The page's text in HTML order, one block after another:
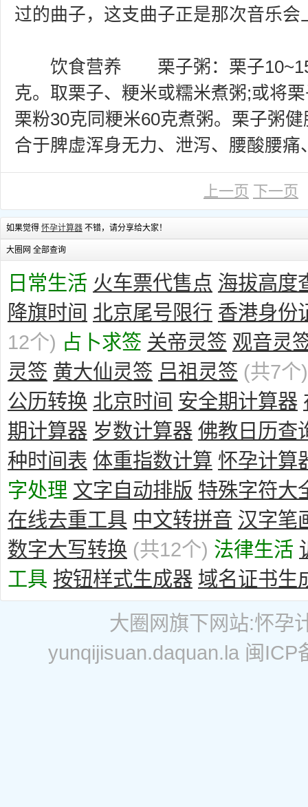
过的曲子，这支曲子正是那次音乐会
饮食营养 栗子粥：栗子10~15
克。取栗子、粳米或糯米煮粥;或将
栗粉30克同粳米60克煮粥。栗子粥
合于脾虚浑身无力、泄泻、腰酸腰痛
上一页 下一页
如果觉得 怀孕计算器 不错，请分享给大家！
大圈网 全部查询
日常生活 火车票代售点 海拔高度
降旗时间 北京尾号限行 香港身份
12个) 占卜求签 关帝灵签 观音灵
灵签 黄大仙灵签 吕祖灵签 (共7个)
公历转换 北京时间 安全期计算器
期计算器 岁数计算器 佛教日历查
种时间表 体重指数计算 怀孕计算
字处理 文字自动排版 特殊字符大
在线去重工具 中文转拼音 汉字笔
数字大写转换 (共12个) 法律生活
工具 按钮样式生成器 域名证书生
大圈网旗下网站:怀孕
yunqijisuan.daquan.la 闽ICP